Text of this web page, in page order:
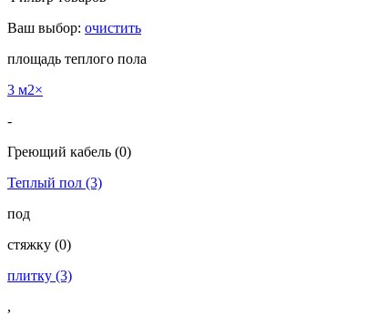
Ваш выбор: очистить
площадь теплого пола
3 м2×
-
Греющий кабель (0)
Теплый пол (3)
под
cтяжку (0)
плитку (3)
,